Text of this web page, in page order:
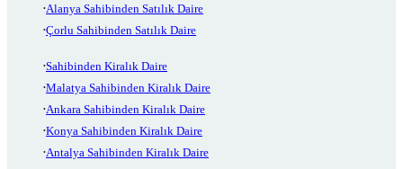
Alanya Sahibinden Satılık Daire
Çorlu Sahibinden Satılık Daire
Sahibinden Kiralık Daire
Malatya Sahibinden Kiralık Daire
Ankara Sahibinden Kiralık Daire
Konya Sahibinden Kiralık Daire
Antalya Sahibinden Kiralık Daire